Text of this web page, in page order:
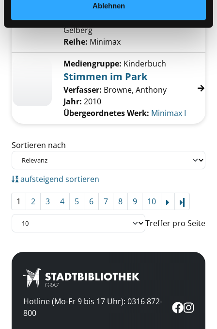
Ablehnen
2012
Verlag:Weinheim, Beltz und
Gelberg
Reihe: Minimax
Mediengruppe: Kinderbuch
Stimmen im Park
Verfasser: Browne, Anthony
Jahr: 2010
Übergeordnetes Werk: Minimax I
Zu den Suchfiltern springen
Sortieren nach
aufsteigend sortieren
1 2 3 4 5 6 7 8 9 10
Treffer pro Seite
Hotline (Mo-Fr 9 bis 17 Uhr): 0316 872-
800